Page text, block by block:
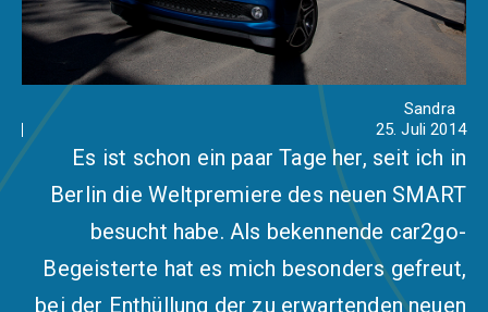
Sandra
25. Juli 2014
Es ist schon ein paar Tage her, seit ich in
Berlin die Weltpremiere des neuen SMART
besucht habe. Als bekennende car2go-
Begeisterte hat es mich besonders gefreut,
bei der Enthüllung der zu erwartenden neuen